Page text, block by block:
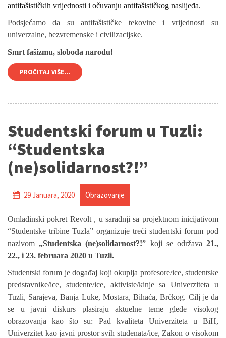
antifašističkih vrijednosti i očuvanju antifašističkog naslijeđa.
Podsjećamo da su antifašističke tekovine i vrijednosti su
univerzalne, bezvremenske i civilizacijske.
Smrt fašizmu, sloboda narodu!
PROČITAJ VIŠE...
Studentski forum u Tuzli:
“Studentska
(ne)solidarnost?!”
29 Januara, 2020 Obrazovanje
Omladinski pokret Revolt , u saradnji sa projektnom inicijativom
“Studentske tribine Tuzla” organizuje treći studentski forum pod
nazivom „Studentska (ne)solidarnost?!” koji se održava21.,
22., i 23. februara 2020 u Tuzli.
Studentski forum je događaj koji okuplja profesore/ice, studentske
predstavnike/ice, studente/ice, aktiviste/kinje sa Univerziteta u
Tuzli, Sarajeva, Banja Luke, Mostara, Bihaća, Brčkog. Cilj je da
se u javni diskurs plasiraju aktuelne teme glede visokog
obrazovanja kao što su: Pad kvaliteta Univerziteta u BiH,
Univerzitet kao javni prostor svih studenata/ice, Zakon o visokom